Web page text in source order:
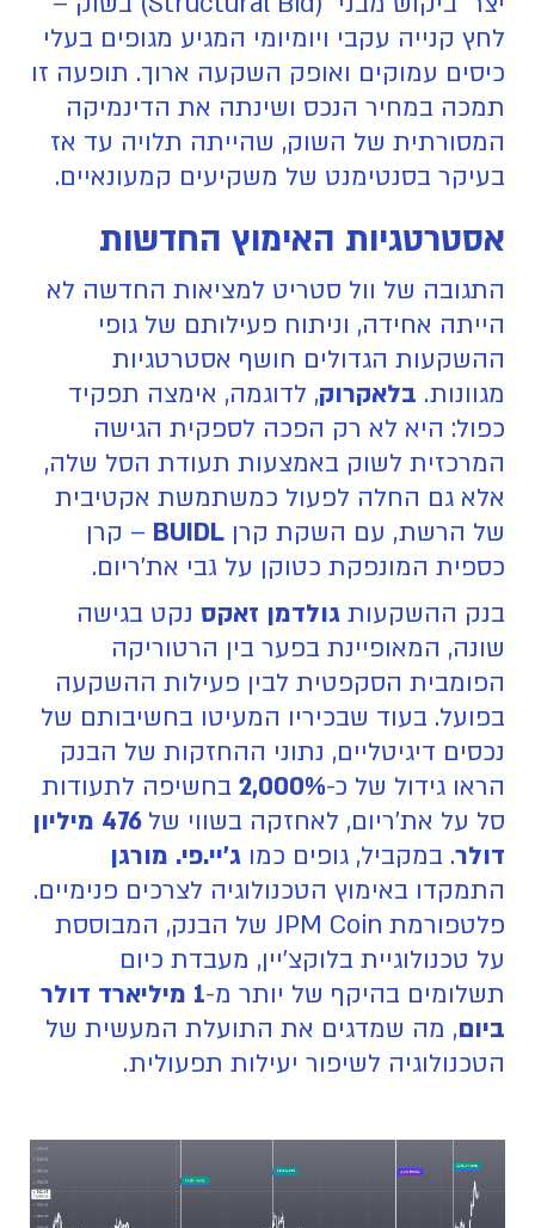
לחץ קנייה עקבי ויומיומי המגיע מגופים בעלי
כיסים עמוקים ואופק השקעה ארוך. תופעה זו
תמכה במחיר הנכס ושינתה את הדינמיקה
המסורתית של השוק, שהייתה תלויה עד אז
בעיקר בסנטימנט של משקיעים קמעונאיים.
אסטרטגיות האימוץ החדשות
התגובה של וול סטריט למציאות החדשה לא
הייתה אחידה, וניתוח פעילותם של גופי
ההשקעות הגדולים חושף אסטרטגיות
מגוונות. בלאקרוק, לדוגמה, אימצה תפקיד
כפול: היא לא רק הפכה לספקית הגישה
המרכזית לשוק באמצעות תעודת הסל שלה,
אלא גם החלה לפעול כמשתמשת אקטיבית
של הרשת, עם השקת קרןBUIDL – קרן
כספית המונפקת כטוקן על גבי את'ריום.
בנק ההשקעותגולדמן זאקס נקט בגישה
שונה, המאופיינת בפער בין הרטוריקה
הפומבית הסקפטית לבין פעילות ההשקעה
בפועל. בעוד שבכיריו המעיטו בחשיבותם של
נכסים דיגיטליים, נתוני ההחזקות של הבנק
הראו גידול של כ-2,000% בחשיפה לתעודות
סל על את'ריום, לאחזקה בשווי של
476 מיליון
דולר. במקביל, גופים כמוג'יי.פי. מורגן
התמקדו באימוץ הטכנולוגיה לצרכים פנימיים.
פלטפורמת JPM Coin של הבנק, המבוססת
על טכנולוגיית בלוקצ'יין, מעבדת כיום
תשלומים בהיקף של יותר מ-
1 מיליארד דולר
ביום, מה שמדגים את התועלת המעשית של
הטכנולוגיה לשיפור יעילות תפעולית.